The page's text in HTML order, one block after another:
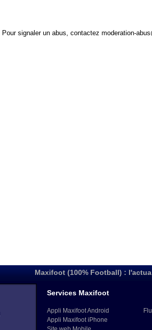
Pour signaler un abus, contactez moderation-
Maxifoot (100% Football) :
Services Maxifoot
Appli Maxifoot Android
Appli Maxifoot iPhone